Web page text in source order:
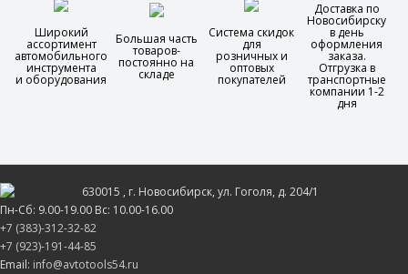
Широкий
ассортимент
автомобильного
инструмента
и оборудования
Большая часть
товаров-
постоянно на
складе
Система скидок
для
розничных и
оптовых
покупателей
Доставка по
Новосибирску
в день
оформления
заказа.
Отгрузка в
транспортные
компании 1-2
дня
630015 , г. Новосибирск, ул. Гоголя, д. 204/1
Пн-Сб: 9.00-19.00 Вс: 10.00-16.00
+7 (383)-312-32-82
+7 (923)-191-44-85
Email: info@avtotools54.ru